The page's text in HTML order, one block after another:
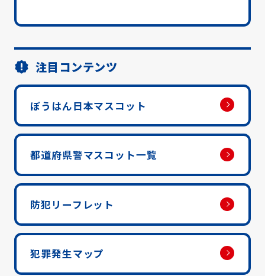
注目コンテンツ
ぼうはん日本マスコット
都道府県警マスコット一覧
防犯リーフレット
犯罪発生マップ